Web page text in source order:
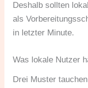
Deshalb sollten
als
in letzter Minute.
Was lokale Nutzer
Drei Muster